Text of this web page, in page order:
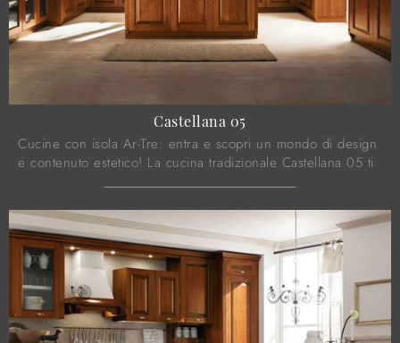
Castellana 05
Cucine con isola Ar-Tre: entra e scopri un mondo di design
e contenuto estetico! La cucina tradizionale Castellana 05 ti